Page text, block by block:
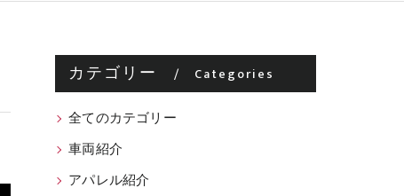
カテゴリー Categories
全てのカテゴリー
車両紹介
アパレル紹介